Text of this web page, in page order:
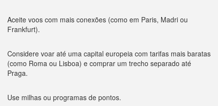
Aceite voos com mais conexões (como em Paris, Madri ou
Frankfurt).
Considere voar até uma capital europeia com tarifas mais baratas
(como Roma ou Lisboa) e comprar um trecho separado até
Praga.
Use milhas ou programas de pontos.